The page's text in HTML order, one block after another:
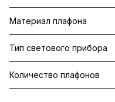
Материал плафона
Тип светового прибора
Количество плафонов